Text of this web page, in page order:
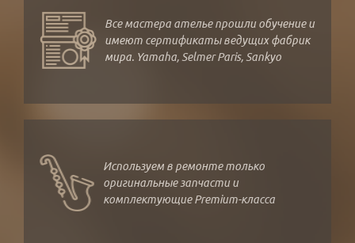
Все мастера ателье прошли обучение и
имеют сертификаты ведущих фабрик
мира. Yamaha, Selmer Paris, Sankyo
Используем в ремонте только
оригинальные запчасти и
комплектующие Premium-класса